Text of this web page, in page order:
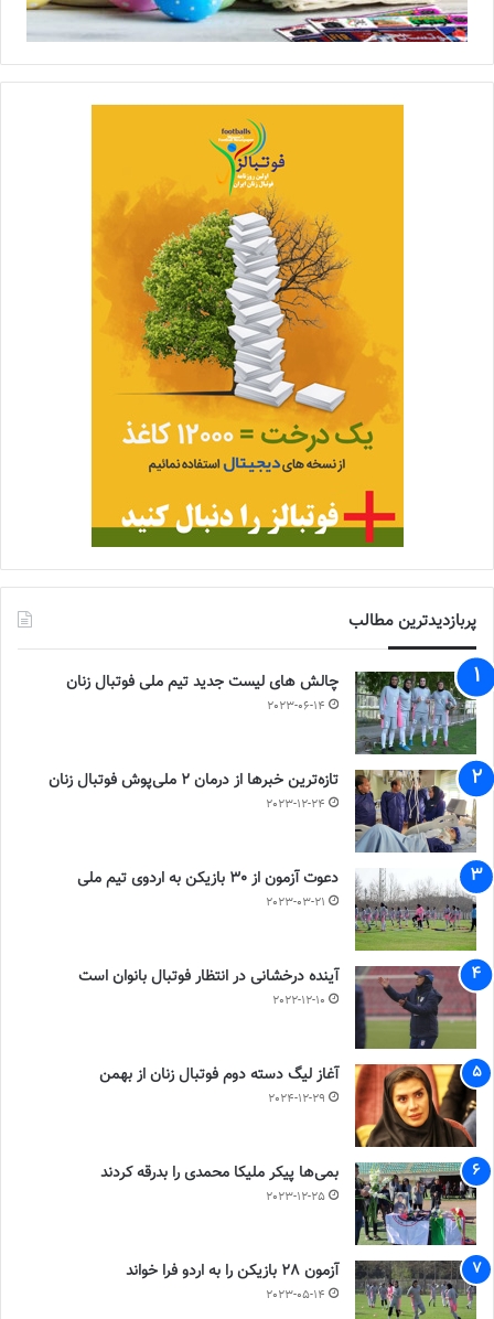
پربازدیدترین مطالب
چالش هاى ليست جدید تيم ملى فوتبال زنان
2023-06-14
تازه‌ترین خبرها از درمان ۲ ملی‌پوش فوتبال زنان
2023-12-24
دعوت آزمون از 30 بازیکن به اردوی تیم ملی
2023-03-21
آینده درخشانی در انتظار فوتبال بانوان است
2022-12-10
آغاز لیگ دسته دوم فوتبال زنان از بهمن
2024-12-29
بمی‌ها پیکر ملیکا محمدی را بدرقه کردند
2023-12-25
آزمون 28 بازیکن را به اردو فرا خواند
2023-05-14